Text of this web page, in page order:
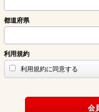
都道府県
利用規約
利用規約に同意する